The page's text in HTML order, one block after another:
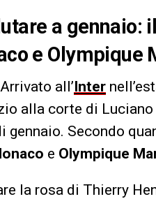
a gennaio:
e Olympique
all’Inter
alla corte di
gennaio. Secondo
e Olympique
la rosa di Thierry